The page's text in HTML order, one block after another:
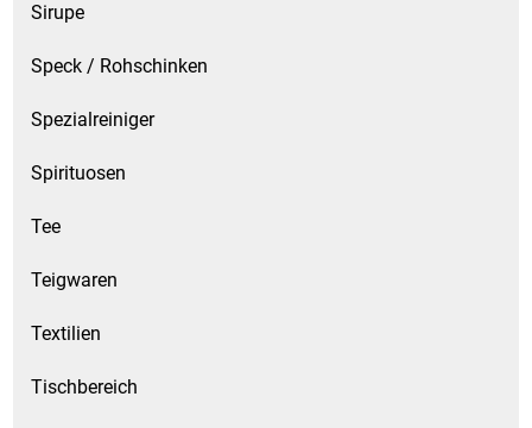
Sirupe
Speck / Rohschinken
Spezialreiniger
Spirituosen
Tee
Teigwaren
Textilien
Tischbereich